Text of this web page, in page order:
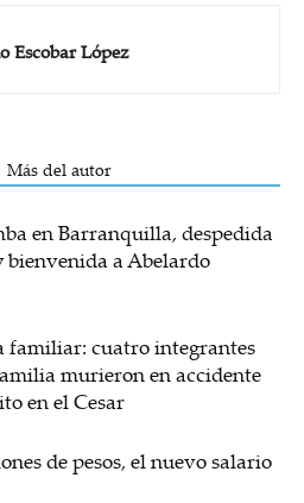
Escobar López
Más del autor
en Barranquilla, despedida
bienvenida a Abelardo
familiar: cuatro integrantes
murieron en accidente
en el Cesar
de pesos, el nuevo salario